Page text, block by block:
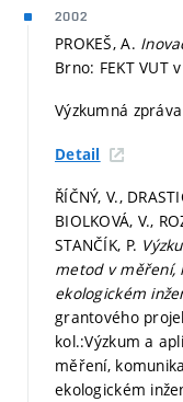
2002
PROKEŠ, A.
Brno: FEKT VUT
Výzkumná zpráva
Detail
ŘÍČNÝ, V.,
BIOLKOVÁ, V.,
STANČÍK, P.
metod v měření,
ekologickém
grantového
kol.:Výzkum a
měření,
ekologickém